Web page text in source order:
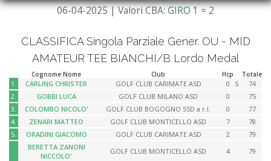
06-04-2025 | Valori CBA:GIRO 1 = 2
CLASSIFICA Singola Parziale Gener. OU - MID
AMATEUR TEE BIANCHI/B Lordo Medal
Cognome Nome Club Hcp Totale
1. CARLING CHRISTER GOLF CLUB CARIMATE ASD 0 S
74
2.
GOBBI LUCA GOLF CLUB MILANO ASD 0
75
3.
COLOMBO NICOLO' GOLF CLUB BOGOGNO SSD a r.l. 0
77
4.
ZENARI MATTEO GOLF CLUB MONTICELLO ASD 7
78
5.
ORADINI GIACOMO GOLF CLUB CARIMATE ASD 2
79
BERETTA ZANONI
NICCOLO'
GOLF CLUB MONTICELLO ASD 4
79